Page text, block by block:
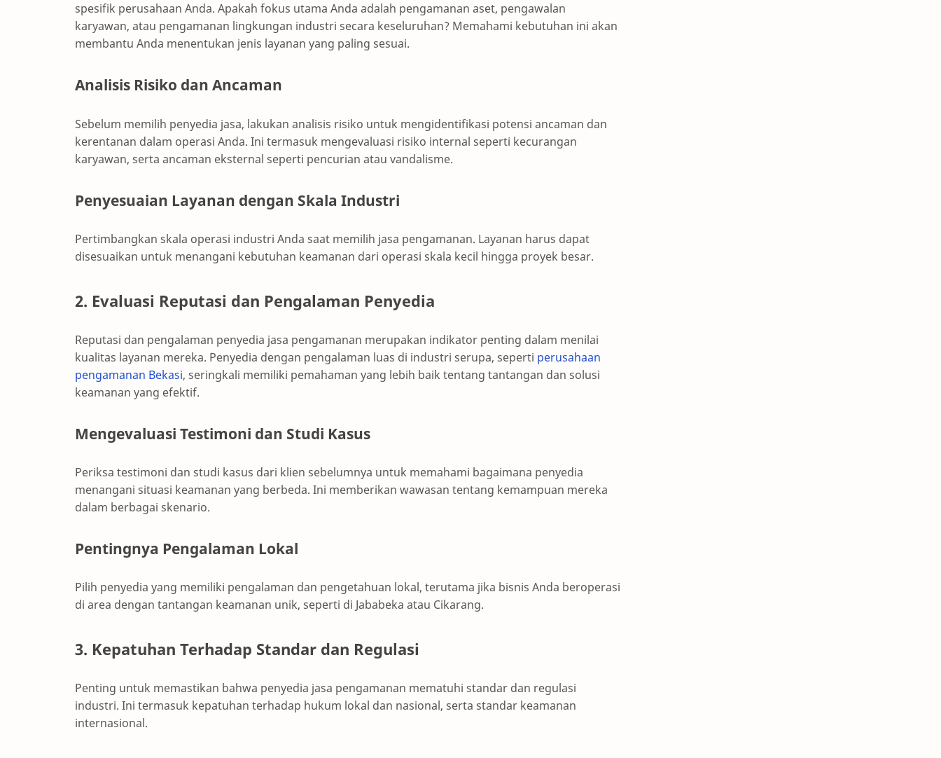
spesifik perusahaan Anda. Apakah fokus utama Anda adalah pengamanan aset, pengawalan
karyawan, atau pengamanan lingkungan industri secara keseluruhan? Memahami kebutuhan ini akan
membantu Anda menentukan jenis layanan yang paling sesuai.
Analisis Risiko dan Ancaman
Sebelum memilih penyedia jasa, lakukan analisis risiko untuk mengidentifikasi potensi ancaman dan
kerentanan dalam operasi Anda. Ini termasuk mengevaluasi risiko internal seperti kecurangan
karyawan, serta ancaman eksternal seperti pencurian atau vandalisme.
Penyesuaian Layanan dengan Skala Industri
Pertimbangkan skala operasi industri Anda saat memilih jasa pengamanan. Layanan harus dapat
disesuaikan untuk menangani kebutuhan keamanan dari operasi skala kecil hingga proyek besar.
2. Evaluasi Reputasi dan Pengalaman Penyedia
Reputasi dan pengalaman penyedia jasa pengamanan merupakan indikator penting dalam menilai
kualitas layanan mereka. Penyedia dengan pengalaman luas di industri serupa, seperti perusahaan
pengamanan Bekasi, seringkali memiliki pemahaman yang lebih baik tentang tantangan dan solusi
keamanan yang efektif.
Mengevaluasi Testimoni dan Studi Kasus
Periksa testimoni dan studi kasus dari klien sebelumnya untuk memahami bagaimana penyedia
menangani situasi keamanan yang berbeda. Ini memberikan wawasan tentang kemampuan mereka
dalam berbagai skenario.
Pentingnya Pengalaman Lokal
Pilih penyedia yang memiliki pengalaman dan pengetahuan lokal, terutama jika bisnis Anda beroperasi
di area dengan tantangan keamanan unik, seperti di Jababeka atau Cikarang.
3. Kepatuhan Terhadap Standar dan Regulasi
Penting untuk memastikan bahwa penyedia jasa pengamanan mematuhi standar dan regulasi
industri. Ini termasuk kepatuhan terhadap hukum lokal dan nasional, serta standar keamanan
internasional.